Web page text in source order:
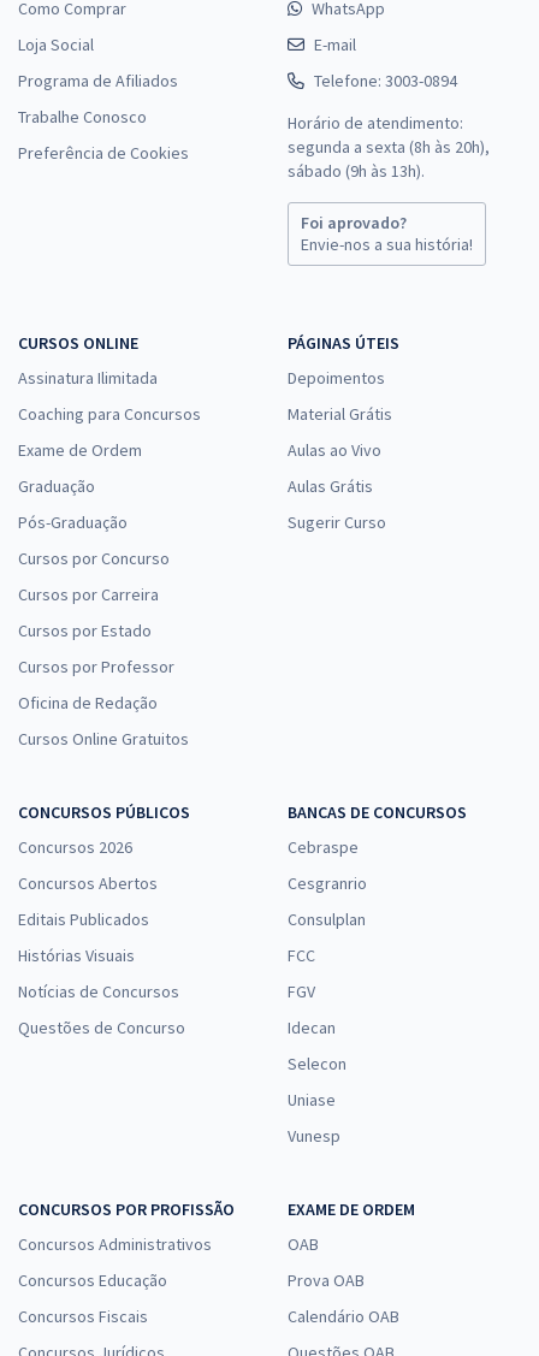
Como Comprar
Loja Social
Programa de Afiliados
Trabalhe Conosco
Preferência de Cookies
WhatsApp
E-mail
Telefone: 3003-0894
Horário de atendimento:
segunda a sexta (8h às 20h),
sábado (9h às 13h).
Foi aprovado?
Envie-nos a sua história!
CURSOS ONLINE
Assinatura Ilimitada
Coaching para Concursos
Exame de Ordem
Graduação
Pós-Graduação
Cursos por Concurso
Cursos por Carreira
Cursos por Estado
Cursos por Professor
Oficina de Redação
Cursos Online Gratuitos
PÁGINAS ÚTEIS
Depoimentos
Material Grátis
Aulas ao Vivo
Aulas Grátis
Sugerir Curso
CONCURSOS PÚBLICOS
Concursos 2026
Concursos Abertos
Editais Publicados
Histórias Visuais
Notícias de Concursos
Questões de Concurso
BANCAS DE CONCURSOS
Cebraspe
Cesgranrio
Consulplan
FCC
FGV
Idecan
Selecon
Uniase
Vunesp
CONCURSOS POR PROFISSÃO
Concursos Administrativos
Concursos Educação
Concursos Fiscais
EXAME DE ORDEM
OAB
Prova OAB
Calendário OAB